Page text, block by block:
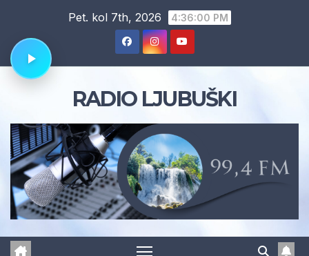
content
Pet. kol 7th, 2026 4:36:01 PM
RADIO LJUBUŠKI